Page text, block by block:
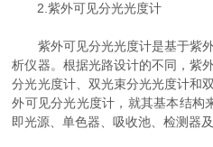
2.紫外可见分光光度计
紫外可见分光光度计是基于紫外
析仪器。根据光路设计的不同，紫
分光光度计、双光束分光光度计和
外可见分光光度计，就其基本结构
即光源、单色器、吸收池、检测器